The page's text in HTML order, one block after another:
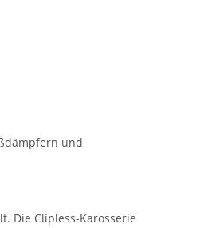
und
Die Clipless-Karosserie